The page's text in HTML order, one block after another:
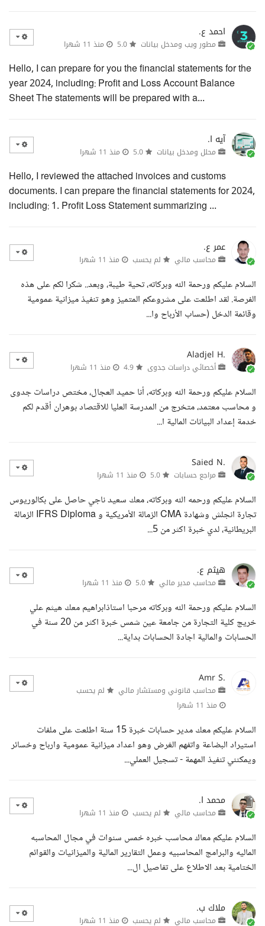
احمد ع.
مطور ويب ومدخل بيانات منذ 11 شهرا
Hello, I can prepare for you the financial statements for the
year 2024, including: Profit and Loss Account Balance
Sheet The statements will be prepared with a...
آيه ا.
محلل ومدخل بيانات منذ 11 شهرا
Hello, I reviewed the attached invoices and customs
documents. I can prepare the financial statements for 2024,
including: 1. Profit Loss Statement summarizing ...
عمر ع.
محاسب مالي لم يحسب منذ 11 شهرا
السلام عليكم ورحمة الله وبركاته، تحية طيبة، وبعد.. شكرا لكم على هذه
الفرصة. لقد اطلعت على مشروعكم المتميز وهو تنفيذ ميزانية عمومية
وقائمة الدخل (حساب الأرباح وا...
Aladjel H.
أخصائي دراسات جدوى منذ 11 شهرا
السلام عليكم ورحمة الله وبركاته، أنا حميد العجال، مختص دراسات جدوى
و محاسب معتمد، متخرج من المدرسة العليا للاقتصاد بوهران أقدم لكم
خدمة إعداد البيانات المالية ا...
Saied N.
مراجع حسابات منذ 11 شهرا
السلام عليكم ورحمه الله وبركاته، معك سعيد ناجي حاصل على بكالوريوس
تجارة انجلش وشهادة CMA الزمالة الأمريكية و IFRS Diploma الزمالة
البريطانية، لدي خبرة اكثر من 5...
هيثم ع.
محاسب مدير مالي منذ 11 شهرا
السلام عليكم ورحمة الله وبركاته مرحبا استاذابراهيم معك هيثم علي
خريج كلية التجارة من جامعة عين شمس خبرة اكثر من 20 سنة في
الحسابات والمالية اجادة الحسابات بداية...
Amr S.
محاسب قانوني ومستشار مالي
لم يحسب
منذ 11 شهرا
السلام عليكم معك مدير حسابات خبرة 15 سنة اطلعت على ملفات
استيراد البضاعة واتفهم الغرض وهو اعداد ميزانية عمومية وارباح وخسائر
ويمكنني تنفيذ المهمة - تسجيل العملي...
محمد ا.
محاسب مالي لم يحسب منذ 11 شهرا
السلام عليكم معاك محاسب خبره خمس سنوات في مجال المحاسبه
الماليه والبرامج المحاسبيه وعمل التقارير المالية والميزانيات والقوائم
الختامية بعد الاطلاع على تفاصيل ال...
ملاك ب.
محاسب مالي لم يحسب منذ 11 شهرا